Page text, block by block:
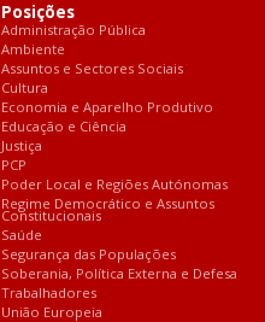
Posições
Administração Pública
Ambiente
Assuntos e Sectores Sociais
Cultura
Economia e Aparelho Produtivo
Educação e Ciência
Justiça
PCP
Poder Local e Regiões Autónomas
Regime Democrático e Assuntos
Constitucionais
Saúde
Segurança das Populações
Soberania, Política Externa e Defesa
Trabalhadores
União Europeia